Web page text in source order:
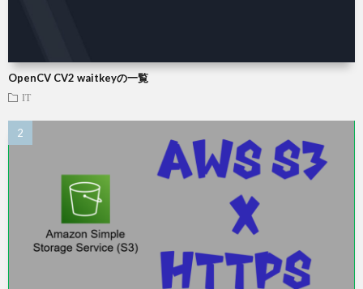
OpenCV CV2 waitkeyの一覧
IT